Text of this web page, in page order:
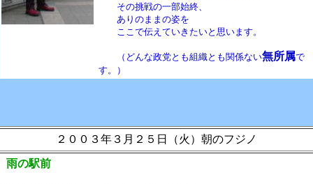
その挑戦の一部始終、
ありのままの姿を
ここで伝えていきたいと思います。
（どんな政党とも組織とも関係ない無所属で
す。）
２００３年３月２５日（火）朝のフジノ
の駅前